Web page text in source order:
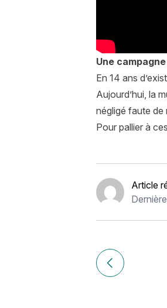
Une
En 14 ans
Aujourd’hui, la
négligé faute de
Pour pallier à
Article
Navigation
de
Article